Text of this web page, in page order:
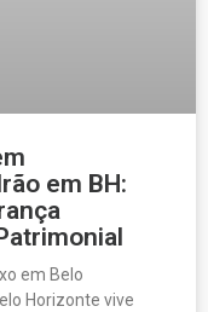
em BH:
em Belo
Horizonte vive